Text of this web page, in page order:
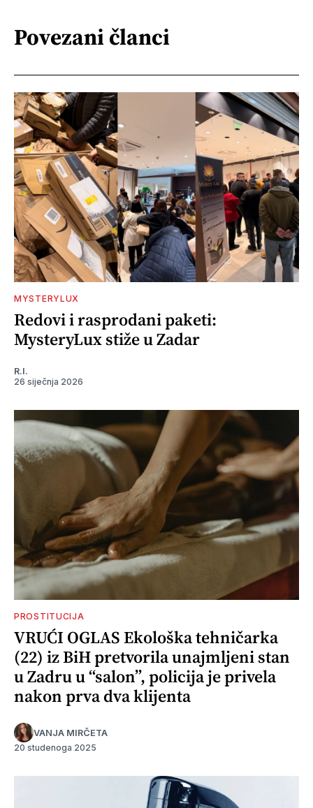
Povezani članci
MYSTERYLUX
Redovi i rasprodani paketi:
MysteryLux stiže u Zadar
R.I.
26 siječnja 2026
PROSTITUCIJA
VRUĆI OGLAS Ekološka tehničarka
(22) iz BiH pretvorila unajmljeni stan
u Zadru u “salon”, policija je privela
nakon prva dva klijenta
VANJA MIRČETA
20 studenoga 2025